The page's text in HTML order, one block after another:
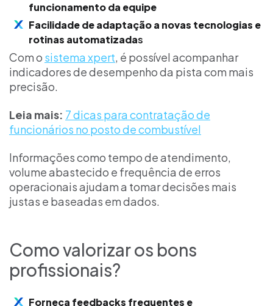
funcionamento da equipe
Facilidade de adaptação a novas tecnologias e
rotinas automatizadas
Com o sistema xpert, é possível acompanhar
indicadores de desempenho da pista com mais
precisão.
Leia mais: 7 dicas para contratação de
funcionários no posto de combustível
Informações como tempo de atendimento,
volume abastecido e frequência de erros
operacionais ajudam a tomar decisões mais
justas e baseadas em dados.
Como valorizar os bons
profissionais?
Forneça feedbacks frequentes e